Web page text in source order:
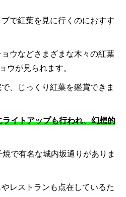
で紅葉を見に行くのにおすす
ウなどさまざまな木々の紅葉
ウが見られます。
、じっくり紅葉を鑑賞できま
イトアップも行われ、幻想的
で有名な城内坂通りがありま
レストランも点在しているた